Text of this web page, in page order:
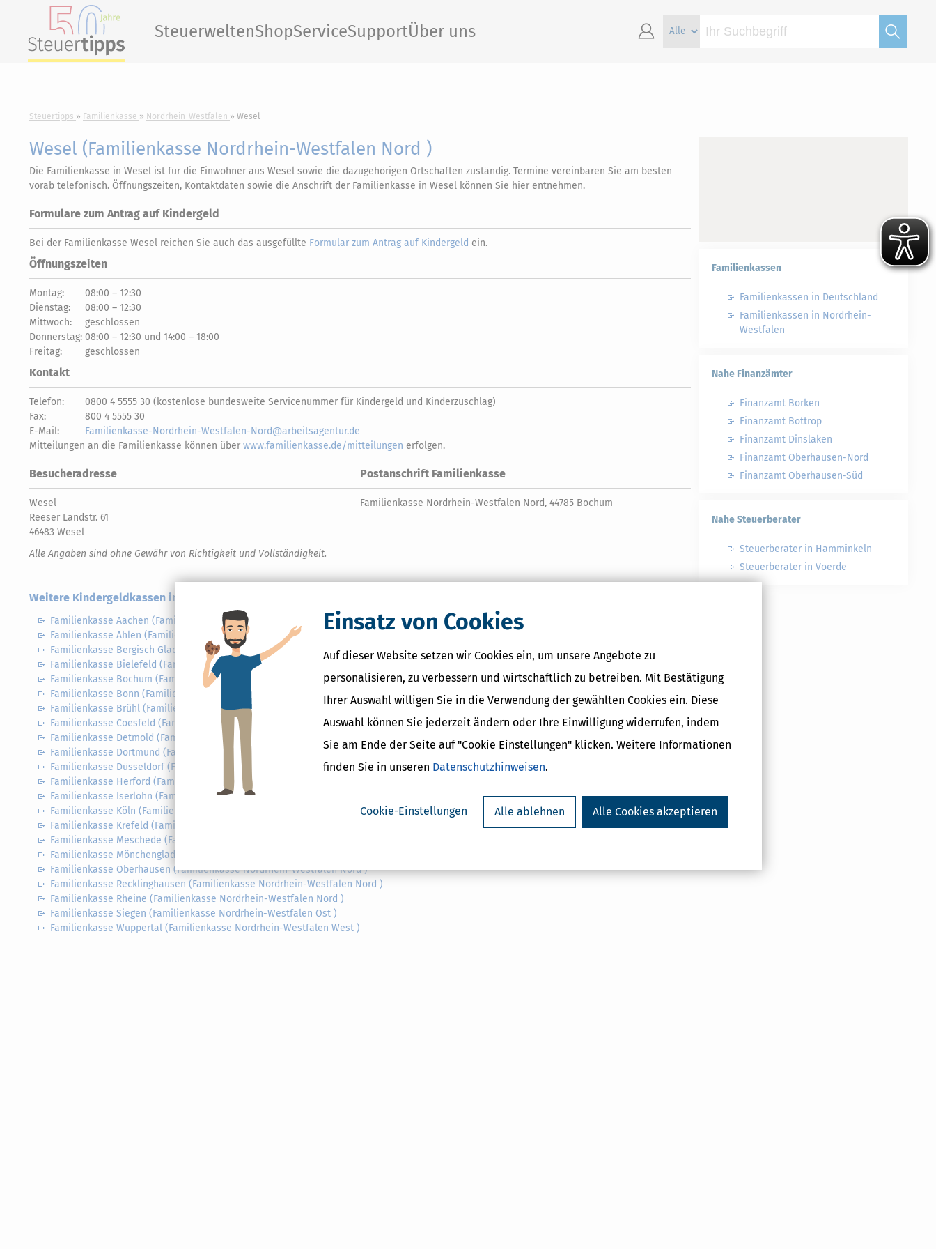
Einsatz von Cookies
Auf dieser Website setzen wir Cookies ein, um unsere Angebote zu
personalisieren, zu verbessern und wirtschaftlich zu betreiben. Mit Bestätigung
Ihrer Auswahl willigen Sie in die Verwendung der gewählten Cookies ein. Diese
Auswahl können Sie jederzeit ändern oder Ihre Einwilligung widerrufen, indem
Sie am Ende der Seite auf "Cookie Einstellungen" klicken. Weitere Informationen
finden Sie in unseren Datenschutzhinweisen.
Cookie-Einstellungen Alle ablehnen Alle Cookies akzeptieren
SteuerweltenShopServiceSupportÜber uns
Steuertipps Familienkasse Nordrhein-Westfalen Wesel
Wesel (Familienkasse Nordrhein-Westfalen Nord )
Die Familienkasse in Wesel ist für die Einwohner aus Wesel sowie die dazugehörigen Ortschaften zuständig. Termine vereinbaren Sie am besten
vorab telefonisch. Öffnungszeiten, Kontaktdaten sowie die Anschrift der Familienkasse in Wesel können Sie hier entnehmen.
Formulare zum Antrag auf Kindergeld
Bei der Familienkasse Wesel reichen Sie auch das ausgefüllte Formular zum Antrag auf Kindergeld ein.
Öffnungszeiten
Montag:
08:00 – 12:30
Dienstag:
08:00 – 12:30
Mittwoch:
geschlossen
Donnerstag: 08:00 – 12:30 und 14:00 – 18:00
Freitag:
geschlossen
Kontakt
Telefon:
0800 4 5555 30 (kostenlose bundesweite Servicenummer für Kindergeld und Kinderzuschlag)
Fax:
800 4 5555 30
E-Mail:
Familienkasse-Nordrhein-Westfalen-Nord@arbeitsagentur.de
Mitteilungen an die Familienkasse können über www.familienkasse.de/mitteilungen erfolgen.
Besucheradresse
Wesel
Reeser Landstr. 61
46483 Wesel
Postanschrift Familienkasse
Familienkasse Nordrhein-Westfalen Nord, 44785 Bochum
Alle Angaben sind ohne Gewähr von Richtigkeit und Vollständigkeit.
Weitere Kindergeldkassen in Nordrhein-Westfalen
Familienkasse Aachen (Familienkasse Nordrhein-Westfalen West )
Familienkasse Ahlen (Familienkasse Nordrhein-Westfalen Nord )
Familienkasse Bergisch Gladbach (Familienkasse Nordrhein-Westfalen West )
Familienkasse Bielefeld (Familienkasse Nordrhein-Westfalen Ost )
Familienkasse Bochum (Familienkasse Nordrhein-Westfalen Nord )
Familienkasse Bonn (Familienkasse Nordrhein-Westfalen West )
Familienkasse Brühl (Familienkasse Nordrhein-Westfalen West )
Familienkasse Coesfeld (Familienkasse Nordrhein-Westfalen Nord )
Familienkasse Detmold (Familienkasse Nordrhein-Westfalen Ost )
Familienkasse Dortmund (Familienkasse Nordrhein-Westfalen Ost )
Familienkasse Düsseldorf (Familienkasse Nordrhein-Westfalen West )
Familienkasse Herford (Familienkasse Nordrhein-Westfalen Ost )
Familienkasse Iserlohn (Familienkasse Nordrhein-Westfalen Ost )
Familienkasse Köln (Familienkasse Nordrhein-Westfalen West )
Familienkasse Krefeld (Familienkasse Nordrhein-Westfalen West )
Familienkasse Meschede (Familienkasse Nordrhein-Westfalen Ost )
Familienkasse Mönchengladbach (Familienkasse Nordrhein-Westfalen West )
Familienkasse Oberhausen (Familienkasse Nordrhein-Westfalen Nord )
Familienkasse Recklinghausen (Familienkasse Nordrhein-Westfalen Nord )
Familienkasse Rheine (Familienkasse Nordrhein-Westfalen Nord )
Familienkasse Siegen (Familienkasse Nordrhein-Westfalen Ost )
Familienkasse Wuppertal (Familienkasse Nordrhein-Westfalen West )
Familienkassen
Familienkassen in Deutschland
Familienkassen in Nordrhein-
Westfalen
Nahe Finanzämter
Finanzamt Borken
Finanzamt Bottrop
Finanzamt Dinslaken
Finanzamt Oberhausen-Nord
Finanzamt Oberhausen-Süd
Nahe Steuerberater
Steuerberater in Hamminkeln
Steuerberater in Voerde